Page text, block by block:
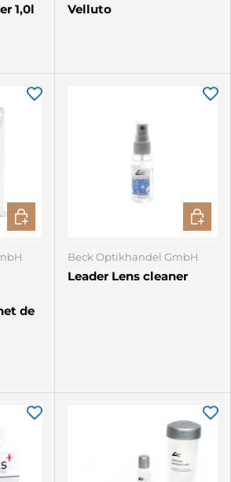
1,0l Velluto
de
AJOUTER AU PANIER
Beck Optikhandel GmbH
Leader Lens cleaner